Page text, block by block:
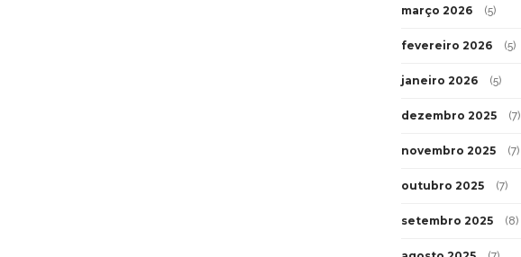
março 2026 (5)
fevereiro 2026 (5)
janeiro 2026 (5)
dezembro 2025 (7)
novembro 2025 (7)
outubro 2025 (7)
setembro 2025 (8)